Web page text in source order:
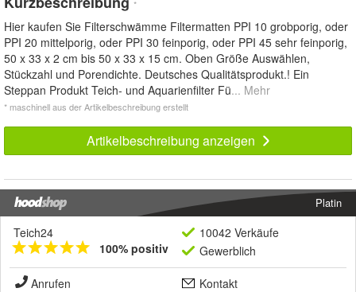
*
Hier kaufen Sie Filterschwämme Filtermatten PPI 10 grobporig, oder
PPI 20 mittelporig, oder PPI 30 feinporig, oder PPI 45 sehr feinporig,
50 x 33 x 2 cm bis 50 x 33 x 15 cm. Oben Größe Auswählen,
Stückzahl und Porendichte. Deutsches Qualitätsprodukt.! Ein
Steppan Produkt Teich- und Aquarienfilter Fü... Mehr
* maschinell aus der Artikelbeschreibung erstellt
Artikelbeschreibung anzeigen
Platin
Teich24
100% positiv
10042 Verkäufe
Gewerblich
Anrufen
Kontakt